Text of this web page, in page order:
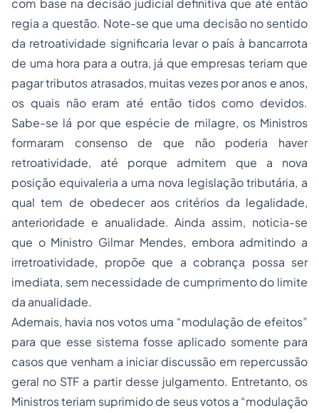
com base na decisão judicial definitiva que até então
regia a questão. Note-se que uma decisão no sentido
da retroatividade significaria levar o país à bancarrota
de uma hora para a outra, já que empresas teriam que
pagar tributos atrasados, muitas vezes por anos e anos,
os quais não eram até então tidos como devidos.
Sabe-se lá por que espécie de milagre, os Ministros
formaram consenso de que não poderia haver
retroatividade, até porque admitem que a nova
posição equivaleria a uma nova legislação tributária, a
qual tem de obedecer aos critérios da legalidade,
anterioridade e anualidade. Ainda assim, noticia-se
que o Ministro Gilmar Mendes, embora admitindo a
irretroatividade, propõe que a cobrança possa ser
imediata, sem necessidade de cumprimento do limite
da anualidade.
Ademais, havia nos votos uma “modulação de efeitos”
para que esse sistema fosse aplicado somente para
casos que venham a iniciar discussão em repercussão
geral no STF a partir desse julgamento. Entretanto, os
Ministros teriam suprimido de seus votos a “modulação